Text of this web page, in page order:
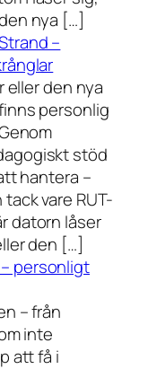
nya […]
–
eller den nya
personlig
stöd
hantera –
vare RUT-
datorn låser
den […]
personligt
– från
inte
att få i